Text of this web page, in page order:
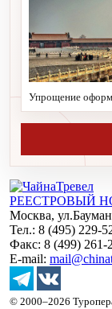
Упрощение
РЕЕСТРОВЫЙ
Москва,
Тел.: 8 (495) 229-
Факс: 8 (499) 261-
E-mail:
© 2000–2026